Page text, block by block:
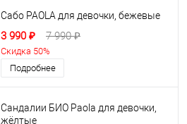
Сабо PAOLA для девочки, бежевые
3 990 ₽ 7 990 ₽
Скидка 50%
Подробнее
Сандалии БИО Paola для девочки,
жёлтые